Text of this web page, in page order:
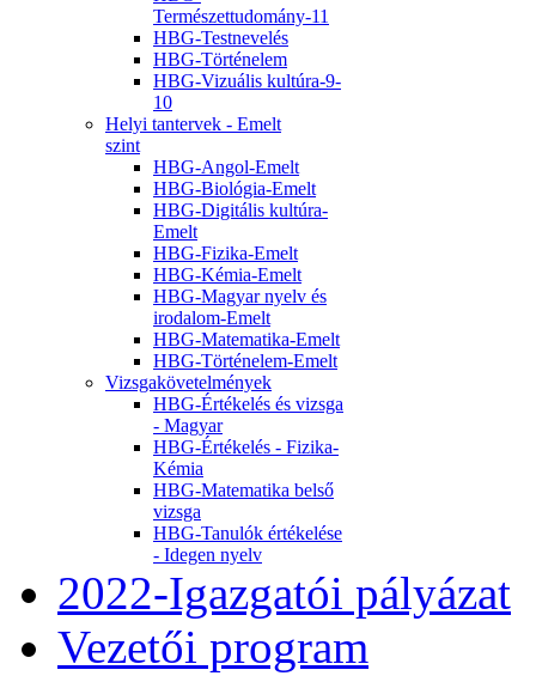
Természettudomány-11
HBG-Testnevelés
HBG-Történelem
HBG-Vizuális kultúra-9-
10
Helyi tantervek - Emelt
szint
HBG-Angol-Emelt
HBG-Biológia-Emelt
HBG-Digitális kultúra-
Emelt
HBG-Fizika-Emelt
HBG-Kémia-Emelt
HBG-Magyar nyelv és
irodalom-Emelt
HBG-Matematika-Emelt
HBG-Történelem-Emelt
Vizsgakövetelmények
HBG-Értékelés és vizsga
- Magyar
HBG-Értékelés - Fizika-
Kémia
HBG-Matematika belső
vizsga
HBG-Tanulók értékelése
- Idegen nyelv
2022-Igazgatói pályázat
Vezetői program